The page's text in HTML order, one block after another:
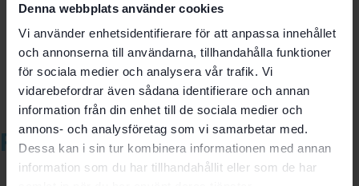
Denna webbplats använder cookies
Vi använder enhetsidentifierare för att anpassa innehållet
och annonserna till användarna, tillhandahålla funktioner
för sociala medier och analysera vår trafik. Vi
vidarebefordrar även sådana identifierare och annan
information från din enhet till de sociala medier och
annons- och analysföretag som vi samarbetar med.
Dessa kan i sin tur kombinera informationen med annan
information som du har tillhandahållit eller som de har
Bli först med att recensera ”Festool Slipplatta ST-STF
D125/8 FX-W-HT”
Du måste varainloggadför att skriva en recension.
Relaterade produkter